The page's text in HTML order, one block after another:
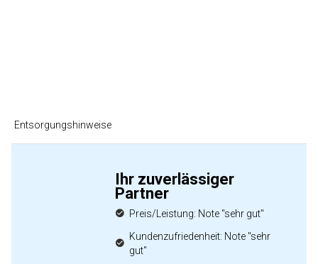
Entsorgungshinweise
Ihr zuverlässiger
Partner
Preis/Leistung: Note "sehr gut"
Kundenzufriedenheit: Note "sehr
gut"